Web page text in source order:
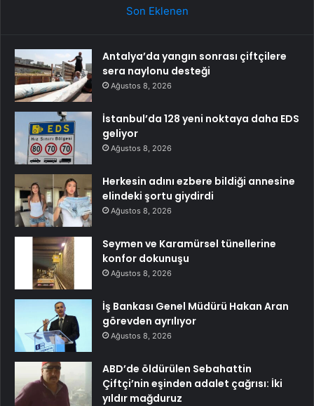
Son Eklenen
Antalya’da yangın sonrası çiftçilere
sera naylonu desteği
Ağustos 8, 2026
İstanbul’da 128 yeni noktaya daha EDS
geliyor
Ağustos 8, 2026
Herkesin adını ezbere bildiği annesine
elindeki şortu giydirdi
Ağustos 8, 2026
Seymen ve Karamürsel tünellerine
konfor dokunuşu
Ağustos 8, 2026
İş Bankası Genel Müdürü Hakan Aran
görevden ayrılıyor
Ağustos 8, 2026
ABD’de öldürülen Sebahattin
Çiftçi’nin eşinden adalet çağrısı: İki
yıldır mağduruz